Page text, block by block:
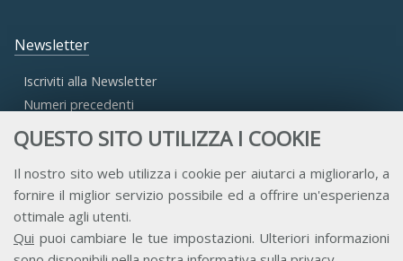
QUESTO SITO UTILIZZA I COOKIE
Il nostro sito web utilizza i cookie per aiutarci a migliorarlo, a
fornire il miglior servizio possibile ed a offrire un'esperienza
ottimale agli utenti.
Qui puoi cambiare le tue impostazioni. Ulteriori informazioni
Newsletter
Iscriviti alla Newsletter
Numeri precedenti
Accesso Aderenti
Accesso Consulta
Accesso Team